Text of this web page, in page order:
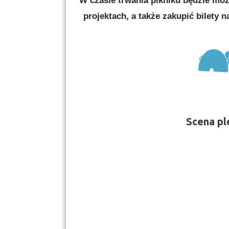
projektach, a także zakupić bilety
Scena